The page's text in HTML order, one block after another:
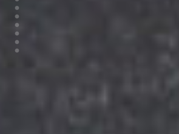
•
•
•
•
•
•